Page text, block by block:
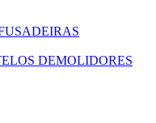
DEMOLIDORES